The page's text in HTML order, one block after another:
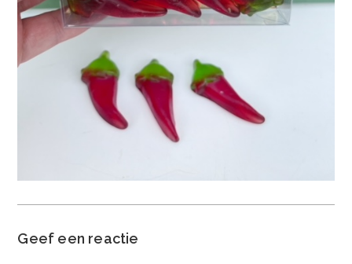
Geef een reactie